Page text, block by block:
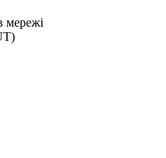
мережі